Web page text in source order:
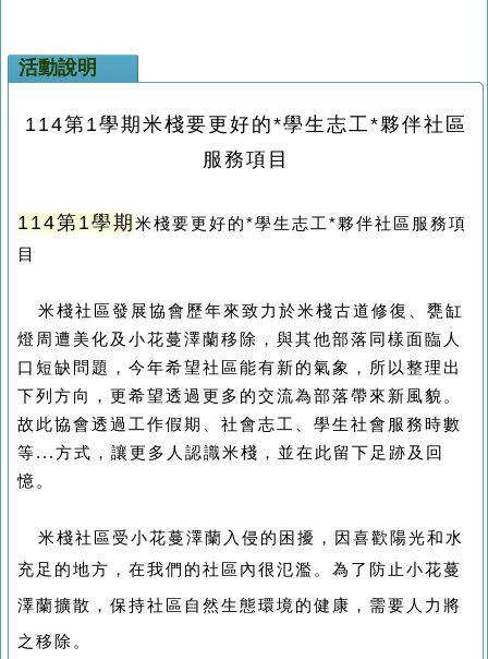
活動說明
114第1學期米棧要更好的*學生志工*夥伴社區
服務項目
114第1學期 米棧要更好的*學生志工*夥伴社區服務項
目
米棧社區發展協會歷年來致力於米棧古道修復、甕缸
燈周遭美化及小花蔓澤蘭移除，與其他部落同樣面臨人
口短缺問題，今年希望社區能有新的氣象，所以整理出
下列方向，更希望透過更多的交流為部落帶來新風貌。
故此協會透過工作假期、社會志工、學生社會服務時數
等...方式，讓更多人認識米棧，並在此留下足跡及回
憶。
米棧社區受小花蔓澤蘭入侵的困擾，因喜歡陽光和水
充足的地方，在我們的社區內很氾濫。為了防止 小花蔓
澤蘭擴散，保持社區自然生態環境的健康，需要人力將
之移除。